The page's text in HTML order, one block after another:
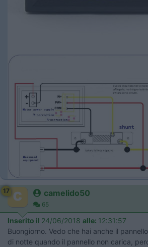
17 camelido50
65
Inserito il 24/06/2018 alle: 12:31:57
Buongiorno. Vedo che hai anche il
di notte quando il pannello non carica,